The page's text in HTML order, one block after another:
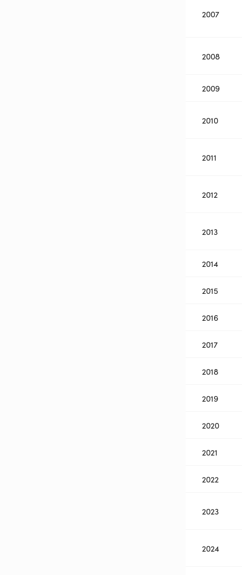
2007
2008
2009
2010
2011
2012
2013
2014
2015
2016
2017
2018
2019
2020
2021
2022
2023
2024